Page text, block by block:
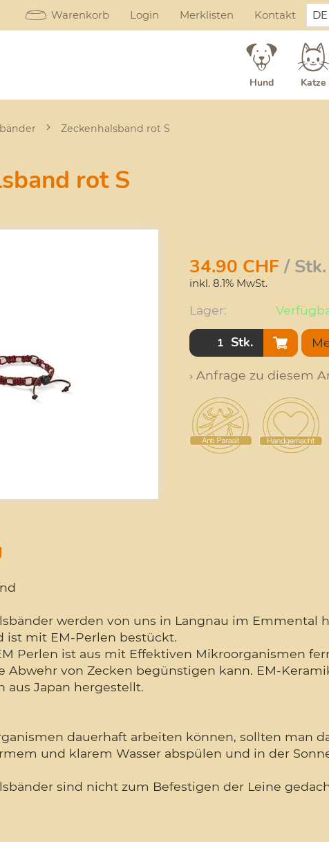
Warenkorb Login Merklisten Kontakt DE
Hund Katze
Zeckenhalsband rot S
rot S
34.90 CHF/ Stk.
inkl. 8.1% MwSt.
Lager:
Stk.
› Anfrage zu diesem
werden von uns in Langnau im Emmental
ist mit EM-Perlen bestückt.
Perlen ist aus mit Effektiven Mikroorganismen
Abwehr von Zecken begünstigen kann. EM-
aus Japan hergestellt.
dauerhaft arbeiten können, sollten man
und klarem Wasser abspülen und in der
sind nicht zum Befestigen der Leine